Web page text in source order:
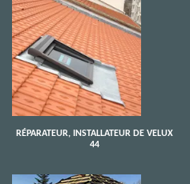
RÉPARATEUR, INSTALLATEUR DE VELUX
44